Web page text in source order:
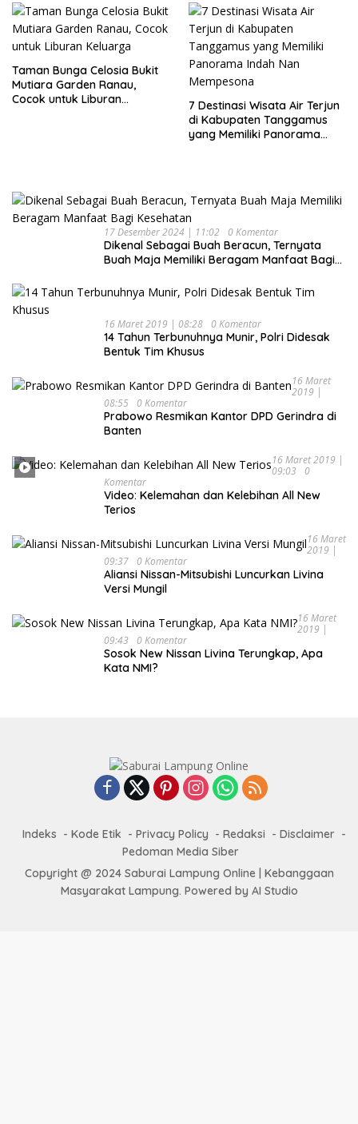
Taman Bunga Celosia Bukit
Mutiara Garden Ranau,
Cocok untuk Liburan
7 Destinasi Wisata Air Terjun
di Kabupaten Tanggamus
yang Memiliki Panorama
17 Desember 2024 | 11:02 0 Komentar
Dikenal Sebagai Buah Beracun, Ternyata
Buah Maja Memiliki Beragam Manfaat Bagi
16 Maret 2019 | 08:28 0 Komentar
14 Tahun Terbunuhnya Munir, Polri Didesak
Bentuk Tim Khusus
16 Maret
2019 |
08:55 0 Komentar
Prabowo Resmikan Kantor DPD Gerindra di
Banten
16 Maret 2019 |
09:03
0
Komentar
Video: Kelemahan dan Kelebihan All New
Terios
16 Maret
2019 |
09:37 0 Komentar
Aliansi Nissan-Mitsubishi Luncurkan Livina
Versi Mungil
16 Maret
2019 |
09:43
0 Komentar
Sosok New Nissan Livina Terungkap, Apa
Kata NMI?
Indeks Kode Etik Privacy Policy Redaksi
Disclaimer
Pedoman Media Siber
Copyright @ 2024 Saburai Lampung Online | Kebanggaan
Masyarakat Lampung. Powered by AI Studio